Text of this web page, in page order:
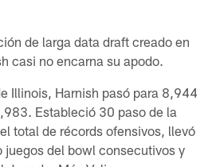
de larga data draft creado en
casi no encarna su apodo.
Illinois, Harnish pasó para 8,944
Estableció 30 paso de la
total de récords ofensivos, llevó
juegos del bowl consecutivos y